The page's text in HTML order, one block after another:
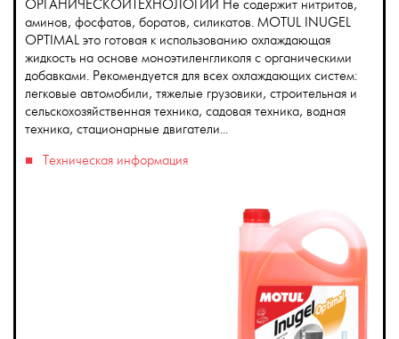
ОРГАНИЧЕСКОЙТЕХНОЛОГИИ Не содержит нитритов,
аминов, фосфатов, боратов, силикатов. MOTUL INUGEL
OPTIMAL это готовая к использованию охлаждающая
жидкость на основе моноэтиленгликоля с органическими
добавками. Рекомендуется для всех охлаждающих систем:
легковые автомобили, тяжелые грузовики, строительная и
сельскохозяйственная техника, садовая техника, водная
техника, стационарные двигатели...
Техническая информация